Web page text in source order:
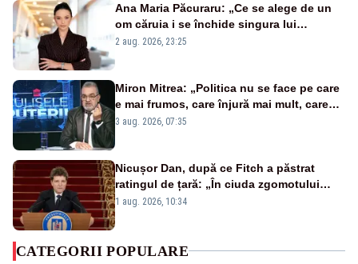
Ana Maria Păcuraru: „Ce se alege de un
om căruia i se închide singura lui
portiță?”
2 aug. 2026, 23:25
Miron Mitrea: „Politica nu se face pe care
e mai frumos, care înjură mai mult, care
țipă mai tare, ci pe proiecte”
3 aug. 2026, 07:35
Nicușor Dan, după ce Fitch a păstrat
ratingul de țară: „În ciuda zgomotului
politic, România funcționează”
1 aug. 2026, 10:34
CATEGORII POPULARE